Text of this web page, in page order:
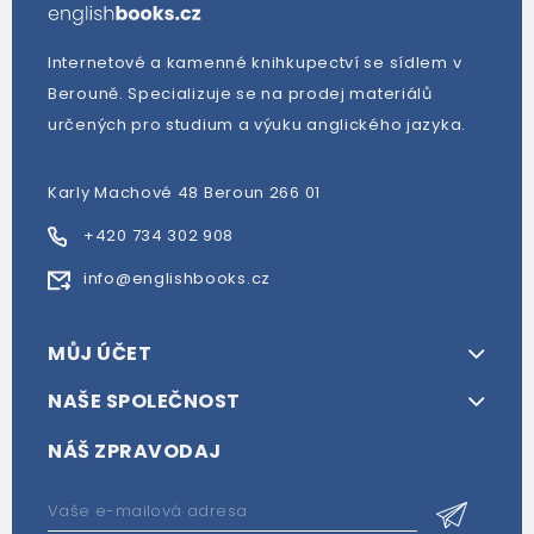
Internetové a kamenné knihkupectví se sídlem v
Berouně. Specializuje se na prodej materiálů
určených pro studium a výuku anglického jazyka.
Karly Machové 48 Beroun 266 01
+420 734 302 908
info@englishbooks.cz
MŮJ ÚČET
NAŠE SPOLEČNOST
NÁŠ ZPRAVODAJ